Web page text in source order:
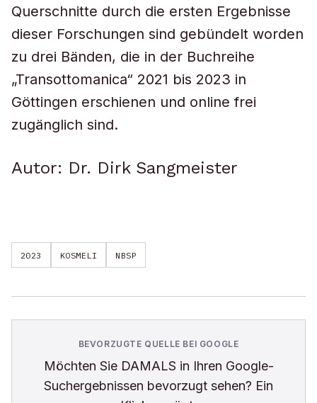
Querschnitte durch die ersten Ergebnisse
dieser Forschungen sind gebündelt worden
zu drei Bänden, die in der Buchreihe
„Transottomanica“ 2021 bis 2023 in
Göttingen erschienen und online frei
zugänglich sind.
Autor: Dr. Dirk Sangmeister
2023 KOSMELI NBSP
BEVORZUGTE QUELLE BEI GOOGLE
Möchten Sie DAMALS in Ihren Google-
Suchergebnissen bevorzugt sehen? Ein